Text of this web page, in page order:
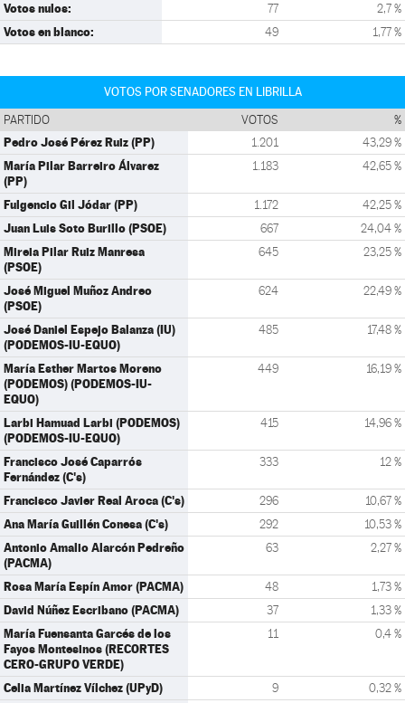
Votos nulos: 77 2,7 %
Votos en blanco: 49 1,77 %
VOTOS POR SENADORES EN LIBRILLA
PARTIDO VOTOS %
Pedro José Pérez Ruiz (PP) 1.201 43,29 %
María Pilar Barreiro Álvarez
(PP)
1.183 42,65 %
Fulgencio Gil Jódar (PP) 1.172 42,25 %
Juan Luis Soto Burillo (PSOE) 667 24,04 %
Mireia Pilar Ruiz Manresa
(PSOE)
645 23,25 %
José Miguel Muñoz Andreo
(PSOE)
624 22,49 %
José Daniel Espejo Balanza (IU)
(PODEMOS-IU-EQUO)
485 17,48 %
María Esther Martos Moreno
(PODEMOS) (PODEMOS-IU-
EQUO)
449 16,19 %
Larbi Hamuad Larbi (PODEMOS)
(PODEMOS-IU-EQUO)
415 14,96 %
Francisco José Caparrós
Fernández (C's)
333 12 %
Francisco Javier Real Aroca (C's) 296 10,67 %
Ana María Guillén Conesa (C's) 292 10,53 %
Antonio Amalio Alarcón Pedreño
(PACMA)
63 2,27 %
Rosa María Espín Amor (PACMA) 48 1,73 %
David Núñez Escribano (PACMA) 37 1,33 %
María Fuensanta Garcés de los
Fayos Montesinos (RECORTES
CERO-GRUPO VERDE)
11 0,4 %
Celia Martínez Vílchez (UPyD) 9 0,32 %